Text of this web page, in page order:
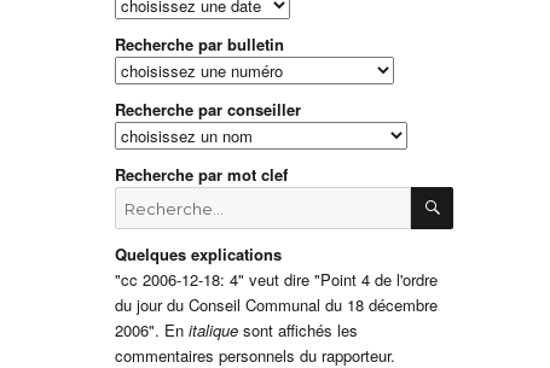
Recherche par bulletin
Recherche par conseiller
Recherche par mot clef
Recherche
pour
:Quelques explications
"cc 2006-12-18: 4" veut dire "Point 4 de l'ordre
du jour du Conseil Communal du 18 décembre
2006". Enitalique sont affichés les
commentaires personnels du rapporteur.